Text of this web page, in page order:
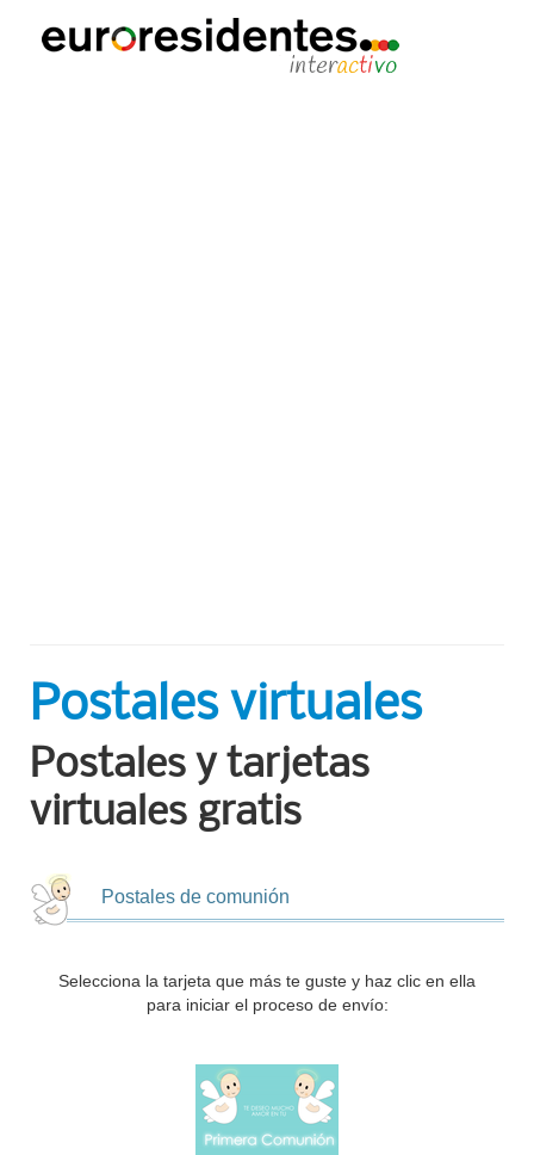
Postales virtuales
Postales y tarjetas
virtuales gratis
Postales de comunión
Selecciona la tarjeta que más te guste y haz clic en ella
para iniciar el proceso de envío: